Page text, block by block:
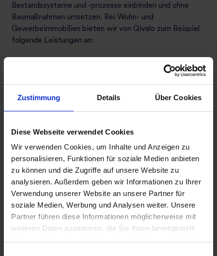
Zustimmung Details Über Cookies
Diese Webseite verwendet Cookies
Wir verwenden Cookies, um Inhalte und Anzeigen zu
personalisieren, Funktionen für soziale Medien anbieten
zu können und die Zugriffe auf unsere Website zu
analysieren. Außerdem geben wir Informationen zu Ihrer
Verwendung unserer Website an unsere Partner für
soziale Medien, Werbung und Analysen weiter. Unsere
Partner führen diese Informationen möglicherweise mit
weiteren Daten zusammen, die Sie ihnen bereitgestellt
Bestandssysteme und -prozesse einbinden und ohne
Baumaßnahmen umsetzen. Bei Wohn- und
Gewerbeimmobilien bieten wir von Qivalo zum Beispiel
folgende Leistungen an:
Verbrauchsdatenerfassung aller Medien von
Haupt- und Submeter
UVI
Verbrauchsdaten, zur Erstellung der
Selbstabrechnung und für Energieeffizienzanalysen
Liegenschafts- und Mietermanagement
Energiemanagementsystem, welches
Energiefresser erkennt und zum Aufbau eines
gezielten Nachhaltigkeitsmanagements
Offene Schnittstellen, um weitere Systeme und